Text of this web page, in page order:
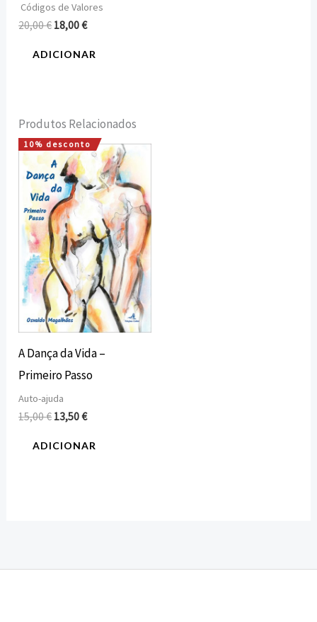
Códigos de Valores
20,00€ 18,00€
ADICIONAR
Produtos Relacionados
10% desconto
A Dança da Vida –
Primeiro Passo
Auto-ajuda
15,00€
O
preço
original
era:
15,00 €.
13,50€
O
preço
atual
é:
13,50 €.
ADICIONAR